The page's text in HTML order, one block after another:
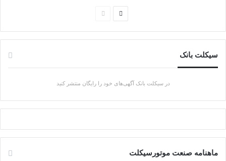
ح
ق
ب
ح
ب
ع
سیکلت بانک
در سیکلت بانک آگهی‌های خود را رایگان منتشر کنید
ماهنامه صنعت موتورسیکلت